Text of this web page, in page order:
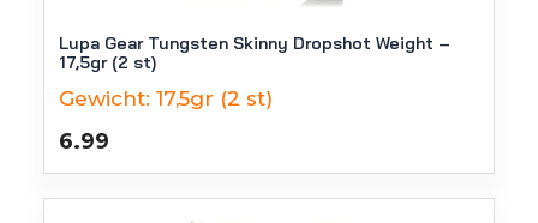
Lupa Gear Tungsten Skinny Dropshot Weight –
17,5gr (2 st)
Gewicht: 17,5gr (2 st)
6.99